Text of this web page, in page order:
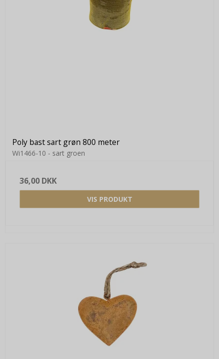
Poly bast sart grøn 800 meter
Wi1466-10 - sart groen
36,00 DKK
VIS PRODUKT